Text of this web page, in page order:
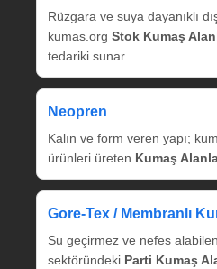
Rüzgara ve suya dayanıklı
kumas.org Stok Kumaş
tedariki sunar.
Neopren
Kalın ve form veren yapı;
ürünleri üreten Kumaş
Gore‑Tex / Membranlı
Su geçirmez ve nefes
sektöründeki Parti Kumaş